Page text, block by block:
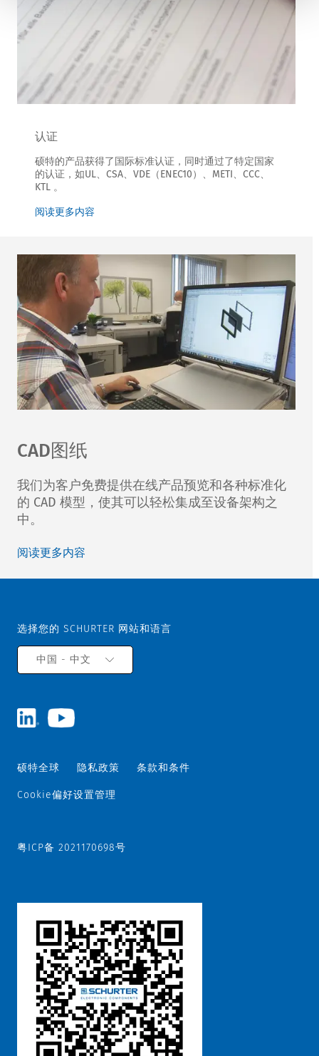
认证
硕特的产品获得了国际标准认证，同时通过了特定国家
的认证，如UL、CSA、VDE（ENEC10）、METI、CCC、
KTL 。
阅读更多内容
CAD图纸
我们为客户免费提供在线产品预览和各种标准化
的 CAD 模型，使其可以轻松集成至设备架构之
中。
阅读更多内容
选择您的 SCHURTER 网站和语言
中国 - 中文
硕特全球 隐私政策 条款和条件
Cookie偏好设置管理
粤ICP备 2021170698号